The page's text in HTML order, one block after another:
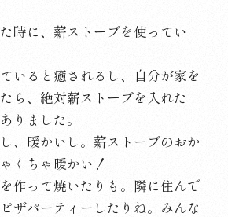
時に、薪ストーブを使ってい
いると癒されるし、自分が家を
ら、絶対薪ストーブを入れた
りました。
、暖かいし。薪ストーブのおか
くちゃ暖かい！
作って焼いたりも。隣に住んで
ザパーティーしたりね。みんな